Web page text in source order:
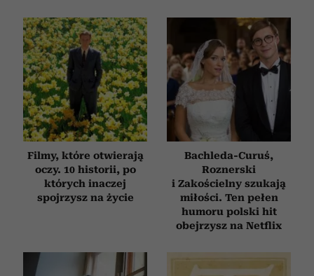
Filmy, które otwierają
oczy. 10 historii, po
których inaczej
spojrzysz na życie
Bachleda-Curuś,
Roznerski
i Zakościelny szukają
miłości. Ten pełen
humoru polski hit
obejrzysz na Netflix